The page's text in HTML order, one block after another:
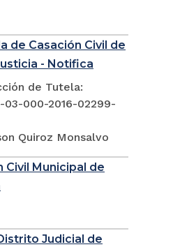
de Casación Civil de
- Notifica
de Tutela:
03-000-2016-02299-
Quiroz Monsalvo
Civil Municipal de
Judicial de